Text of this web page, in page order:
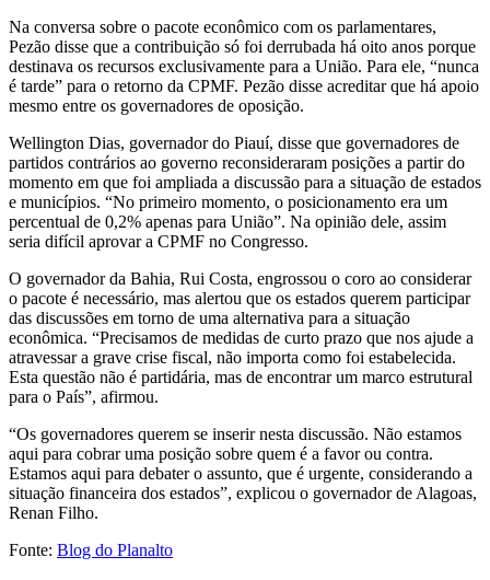
Na conversa sobre o pacote econômico com os parlamentares,
Pezão disse que a contribuição só foi derrubada há oito anos porque
destinava os recursos exclusivamente para a União. Para ele, “nunca
é tarde” para o retorno da CPMF. Pezão disse acreditar que há apoio
mesmo entre os governadores de oposição.
Wellington Dias, governador do Piauí, disse que governadores de
partidos contrários ao governo reconsideraram posições a partir do
momento em que foi ampliada a discussão para a situação de estados
e municípios. “No primeiro momento, o posicionamento era um
percentual de 0,2% apenas para União”. Na opinião dele, assim
seria difícil aprovar a CPMF no Congresso.
O governador da Bahia, Rui Costa, engrossou o coro ao considerar
o pacote é necessário, mas alertou que os estados querem participar
das discussões em torno de uma alternativa para a situação
econômica. “Precisamos de medidas de curto prazo que nos ajude a
atravessar a grave crise fiscal, não importa como foi estabelecida.
Esta questão não é partidária, mas de encontrar um marco estrutural
para o País”, afirmou.
“Os governadores querem se inserir nesta discussão. Não estamos
aqui para cobrar uma posição sobre quem é a favor ou contra.
Estamos aqui para debater o assunto, que é urgente, considerando a
situação financeira dos estados”, explicou o governador de Alagoas,
Renan Filho.
Fonte: Blog do Planalto